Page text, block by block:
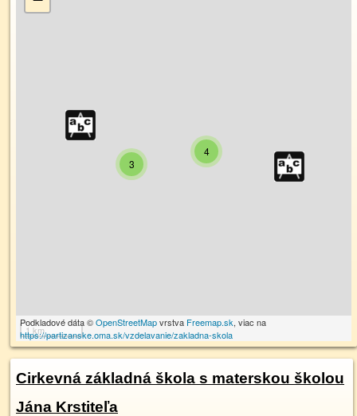
3
4
1 km
Podkladové dáta ©OpenStreetMapvrstva Freemap.sk, viac na
https://partizanske.oma.sk/vzdelavanie/zakladna-skola
Cirkevná základná škola s materskou školou
Jána Krstiteľa